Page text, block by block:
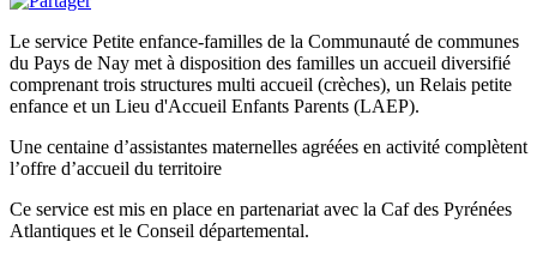
Le service Petite enfance-familles de la Communauté de communes
du Pays de Nay met à disposition des familles un accueil diversifié
comprenant trois structures multi accueil (crèches), un Relais petite
enfance et un Lieu d'Accueil Enfants Parents (LAEP).
Une centaine d’assistantes maternelles agréées en activité complètent
l’offre d’accueil du territoire
Ce service est mis en place en partenariat avec la Caf des Pyrénées
Atlantiques et le Conseil départemental.